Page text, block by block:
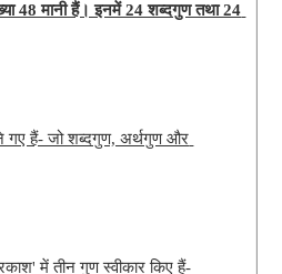
48 मानी हैं। इनमें 24 शब्दगुण तथा 24
गए हैं- जो शब्दगुण, अर्थगुण और
में तीन गुण स्वीकार किए हैं-